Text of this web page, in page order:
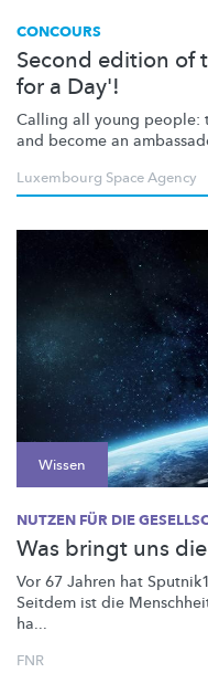
CONCOURS
Second edition of
for a Day'!
Calling all young people:
and become an
Luxembourg Space Agency
Wissen
NUTZEN FÜR DIE
Was bringt uns
Vor 67 Jahren hat
Seitdem ist die
ha...
FNR